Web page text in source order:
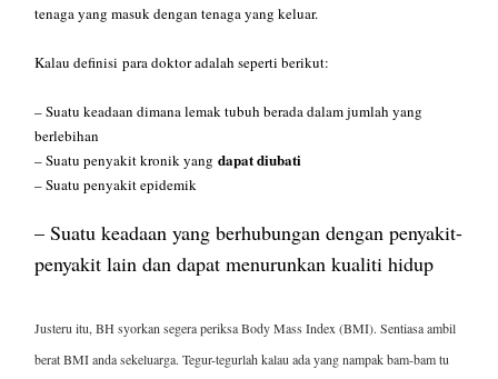
tenaga yang masuk dengan tenaga yang keluar.
Kalau definisi para doktor adalah seperti berikut:
– Suatu keadaan dimana lemak tubuh berada dalam jumlah yang
berlebihan
– Suatu penyakit kronik yang dapat diubati
– Suatu penyakit epidemik
– Suatu keadaan yang berhubungan dengan penyakit-
penyakit lain dan dapat menurunkan kualiti hidup
Justeru itu, BH syorkan segera periksa Body Mass Index (BMI). Sentiasa ambil
berat BMI anda sekeluarga. Tegur-tegurlah kalau ada yang nampak bam-bam tu